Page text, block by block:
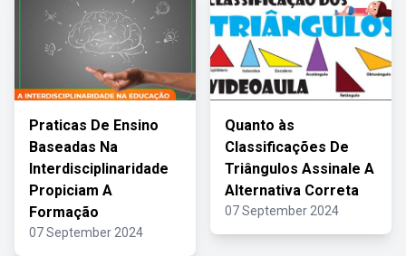
Praticas De Ensino
Baseadas Na
Interdisciplinaridade
Propiciam A
Formação
07 September 2024
Quanto às
Classificações De
Triângulos Assinale A
Alternativa Correta
07 September 2024